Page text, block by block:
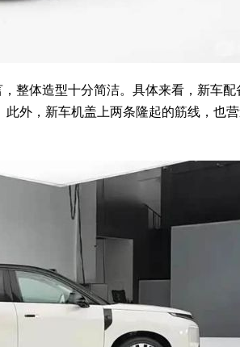
整体造型十分简洁。具体来看，新车配
外，新车机盖上两条隆起的筋线，也